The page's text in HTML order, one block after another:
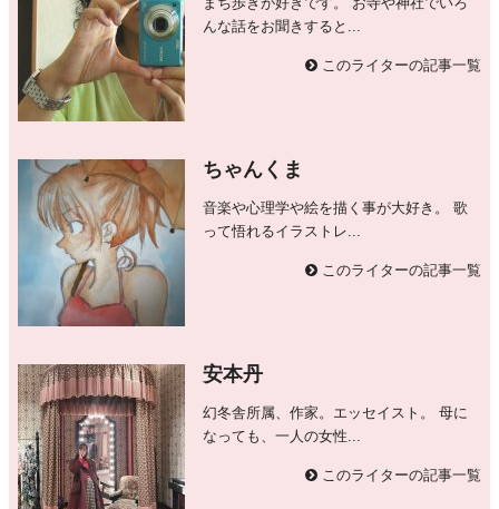
んな話をお聞きすると...
このライターの記事一覧
ちゃんくま
音楽や心理学や絵を描く事が大好き。 歌
って悟れるイラストレ...
このライターの記事一覧
安本丹
幻冬舎所属、作家。エッセイスト。 母に
なっても、一人の女性...
このライターの記事一覧